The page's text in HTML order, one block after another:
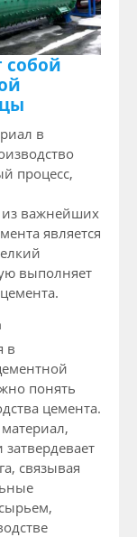
собой
в
процесс,
важнейших
является
выполняет
в
понять
цемента.
связывая